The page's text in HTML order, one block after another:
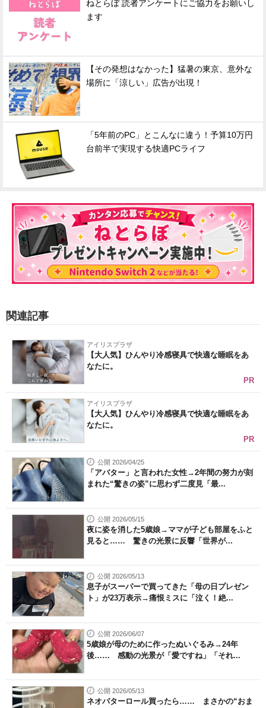
ねとらぼ 読者アンケートにご協力をお願いし
ます
【その発想はなかった】猛暑の東京、意外な
場所に「涼しい」広告が出現！
「5年前のPC」とこんなに違う！予算10万円
台前半で実現する快適PCライフ
関連記事
アイリスプラザ
【大人気】ひんやり冷感寝具で快適な睡眠をあ
なたに。
PR
アイリスプラザ
【大人気】ひんやり冷感寝具で快適な睡眠をあ
なたに。
PR
公開 2026/04/25
「アバター」と言われた女性→2年間の努力が刻
まれた“驚きの姿”に思わず二度見「最...
公開 2026/05/15
夜に姿を消した5歳娘→ママが子ども部屋をふと
見ると…… 驚きの光景に反響「世界が...
公開 2026/05/13
息子がスーパーで買ってきた「母の日プレゼン
ト」が23万表示→痛恨ミスに「泣く！絶...
公開 2026/06/07
5歳娘が母のために作ったぬいぐるみ→24年
後…… 感動の光景が「愛ですね」「それ...
公開 2026/05/13
ネオバターロール買ったら…… まさかの“おま